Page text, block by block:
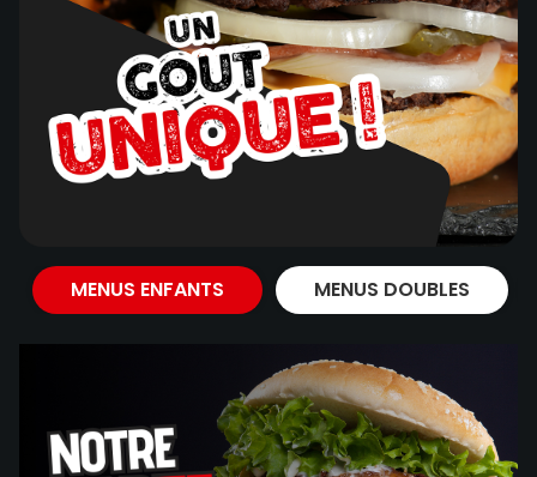
MENUS ENFANTS MENUS DOUBLES